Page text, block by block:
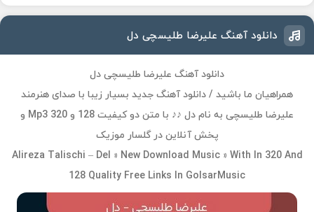
دانلود آهنگ علیرضا طلیسچی دل
دانلود آهنگ علیرضا طلیسچی دل
همراهیان ما باشید / دانلود آهنگ جدید بسیار زیبا با صدای هنرمند
علیرضا طلیسچی به نام دل ♪♪ با متن دو کیفیت 128 و 320 Mp3 و
پخش آنلاین در گلسار موزیک
Alireza Talischi – Del » New Download Music » With In 320 And
128 Quality Free Links In GolsarMusic